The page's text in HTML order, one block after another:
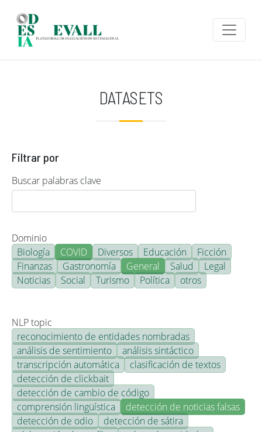
DATASETS
Filtrar por
Buscar palabras clave
Dominio
Biología
COVID Diversos Educación
Ficción
Finanzas
Gastronomía General Salud
Legal
Noticias
Social Turismo Política otros
NLP topic
reconocimiento de entidades nombradas
análisis de sentimiento
análisis sintáctico
transcripción automática
clasificación de textos
detección de clickbait
detección de cambio de código
comprensión lingüística
detección de noticias falsas
detección de odio
detección de sátira